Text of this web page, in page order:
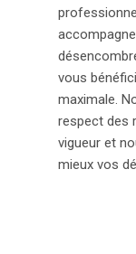
vous
maximale.
respect des
vigueur et
mieux vos